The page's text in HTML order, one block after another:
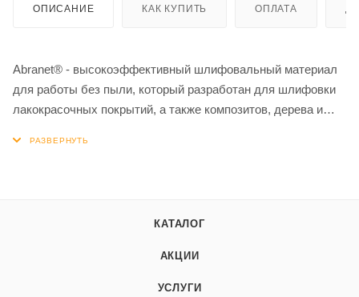
ОПИСАНИЕ КАК КУПИТЬ ОПЛАТА
Abranet® - высокоэффективный шлифовальный материал
для работы без пыли, который разработан для шлифовки
лакокрасочных покрытий, а также композитов, дерева и
шлифовальные материалы на бумажной основе.¶В
отличие от традиционных шлифовальных материалов на
на сетчатой основе из полиамида. Такая конструкция
КАТАЛОГ
АКЦИИ
УСЛУГИ